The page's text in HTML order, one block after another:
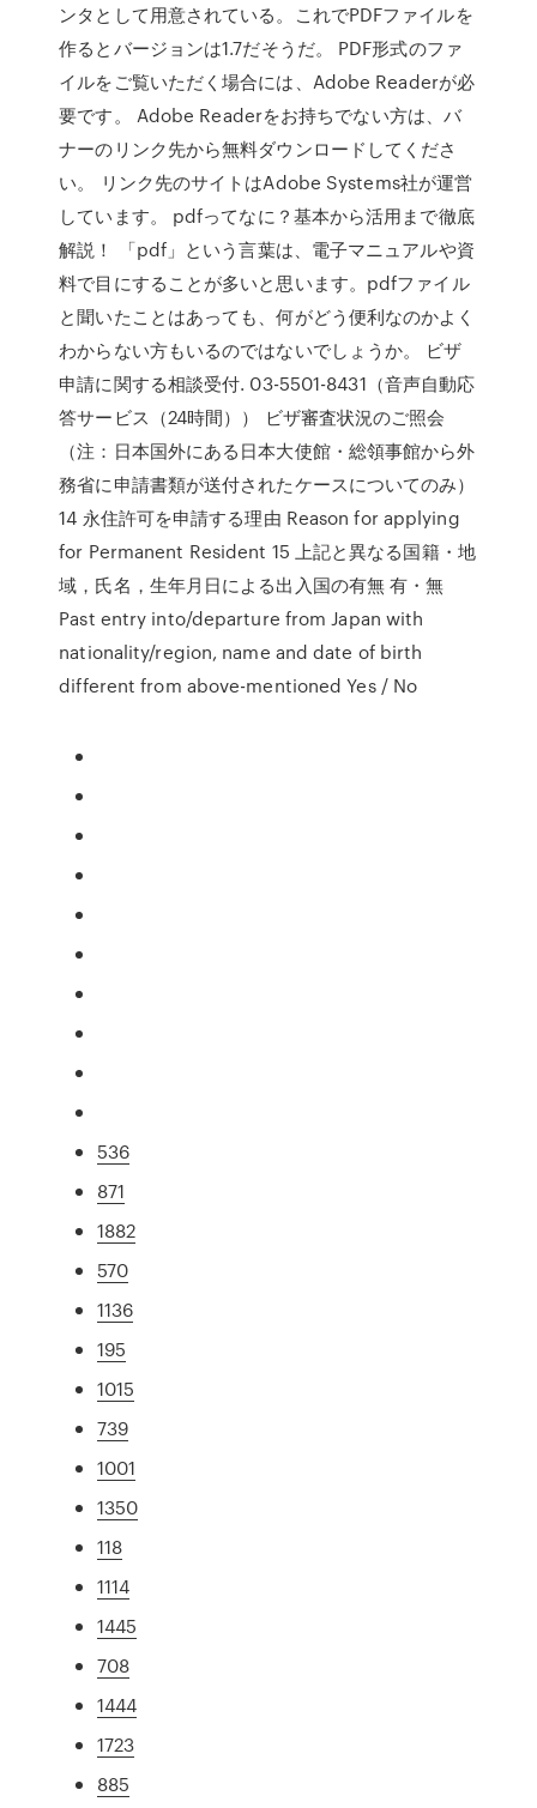
ンタとして用意されている。これでPDFファイルを
作るとバージョンは1.7だそうだ。 PDF形式のファ
イルをご覧いただく場合には、Adobe Readerが必
要です。 Adobe Readerをお持ちでない方は、バ
ナーのリンク先から無料ダウンロードしてくださ
い。 リンク先のサイトはAdobe Systems社が運営
しています。 pdfってなに？基本から活用まで徹底
解説！ 「pdf」という言葉は、電子マニュアルや資
料で目にすることが多いと思います。pdfファイル
と聞いたことはあっても、何がどう便利なのかよく
わからない方もいるのではないでしょうか。 ビザ
申請に関する相談受付. 03-5501-8431（音声自動応
答サービス（24時間）） ビザ審査状況のご照会
（注：日本国外にある日本大使館・総領事館から外
務省に申請書類が送付されたケースについてのみ）
14 永住許可を申請する理由 Reason for applying
for Permanent Resident 15 上記と異なる国籍・地
域，氏名，生年月日による出入国の有無 有・無
Past entry into/departure from Japan with
nationality/region, name and date of birth
different from above-mentioned Yes / No
536
871
1882
570
1136
195
1015
739
1001
1350
118
1114
1445
708
1444
1723
885